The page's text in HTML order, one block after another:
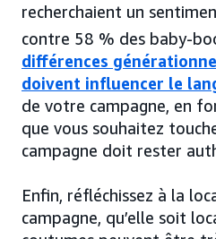
recherchaient un
contre 58 % des baby-
différences
doivent influencer le
de votre campagne, en
que vous souhaitez
campagne doit rester
Enfin, réfléchissez à la
campagne, qu’elle soit